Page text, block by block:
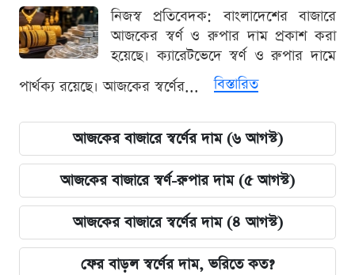
নিজস্ব প্রতিবেদক: বাংলাদেশের বাজারে
আজকের স্বর্ণ ও রুপার দাম প্রকাশ করা
হয়েছে। ক্যারেটভেদে স্বর্ণ ও রুপার দামে
পার্থক্য রয়েছে। আজকের স্বর্ণের...
বিস্তারিত
আজকের বাজারে স্বর্ণের দাম (৬ আগস্ট)
আজকের বাজারে স্বর্ণ-রুপার দাম (৫ আগস্ট)
আজকের বাজারে স্বর্ণের দাম (৪ আগস্ট)
ফের বাড়ল স্বর্ণের দাম, ভরিতে কত?